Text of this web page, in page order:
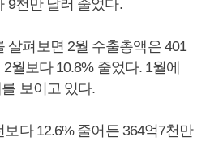
9천만 달러 줄었다.
살펴보면 2월 수출총액은 401
월보다 10.8% 줄었다. 1월에
보이고 있다.
다 12.6% 줄어든 364억7천만